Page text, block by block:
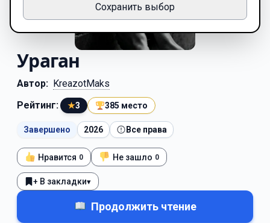
Ураган
Автор: KreazotMaks
Рейтинг:
★3 385 место
Завершено 2026 Все права
Нравится 0 Не зашло 0
+ В закладки▾
Продолжить чтение
Сохранить выбор